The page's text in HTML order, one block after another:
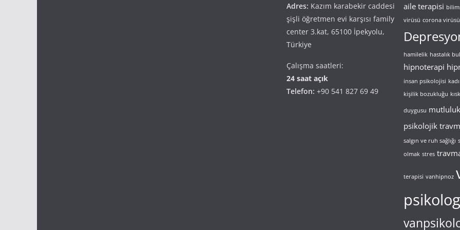
Adres: Kazım karabekir caddesi
şişli öğretmen evi karşısı family
center 3.kat, 65100 İpekyolu,
Türkiye
Çalışma saatleri:
24 saat açık
Telefon: +90 541 827 69 49
aile terapisi
virüsü corona
hamilelik hastalık
hipnoterapi
insan psikolojisi
kişilik bozukluğu
duygusu mutluluk
psikolojik
salgın ve ruh sağlığı
olmak stres
terapisi vanhipnoz
psikolog